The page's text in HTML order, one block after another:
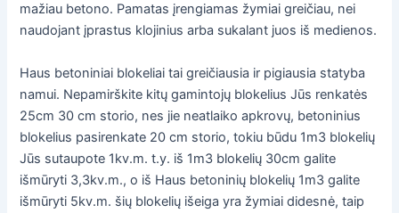
mažiau betono. Pamatas įrengiamas žymiai greičiau, nei
naudojant įprastus klojinius arba sukalant juos iš medienos.
Haus betoniniai blokeliai tai greičiausia ir pigiausia statyba
namui. Nepamirškite kitų gamintojų blokelius Jūs renkatės
25cm 30 cm storio, nes jie neatlaiko apkrovų, betoninius
blokelius pasirenkate 20 cm storio, tokiu būdu 1m3 blokelių
Jūs sutaupote 1kv.m. t.y. iš 1m3 blokelių 30cm galite
išmūryti 3,3kv.m., o iš Haus betoninių blokelių 1m3 galite
išmūryti 5kv.m. šių blokelių išeiga yra žymiai didesnė, taip